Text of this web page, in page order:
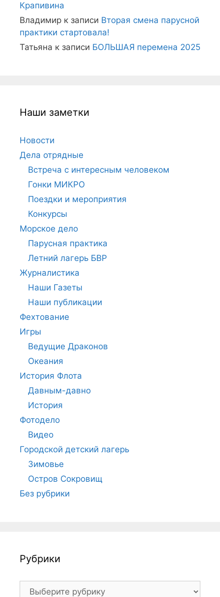
Крапивина
Владимир к записи Вторая смена парусной
практики стартовала!
Татьяна к записи БОЛЬШАЯ перемена 2025
Наши заметки
Новости
Дела отрядные
Встреча с интересным человеком
Гонки МИКРО
Поездки и мероприятия
Конкурсы
Морское дело
Парусная практика
Летний лагерь БВР
Журналистика
Наши Газеты
Наши публикации
Фехтование
Игры
Ведущие Драконов
Океания
История Флота
Давным-давно
История
Фотодело
Видео
Городской детский лагерь
Зимовье
Остров Сокровищ
Без рубрики
Рубрики
Рубрики